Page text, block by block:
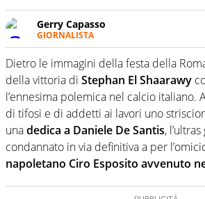
Gerry Capasso
GIORNALISTA
Per lui gli sport americani non
football, baseball e la capacità
dove altri non vedono granché
Dietro le immagini della festa della
della vittoria di Stephan El Shaarawy
l’ennesima polemica nel calcio italiano.
di tifosi e di addetti ai lavori uno
unadedica a Daniele De Santis,
condannato in via definitiva a per
napoletano Ciro Esposito avvenuto